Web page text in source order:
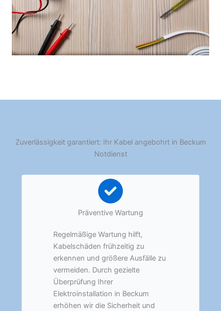
Zuverlässigkeit garantiert: Ihr Kabel angebohrt in Beckum
Notdienst
Präventive Wartung
Regelmäßige Wartung hilft,
Kabelschäden frühzeitig zu
erkennen und größere Ausfälle zu
vermeiden. Durch gezielte
Überprüfung Ihrer
Elektroinstallation in Beckum
erhöhen wir die Sicherheit und